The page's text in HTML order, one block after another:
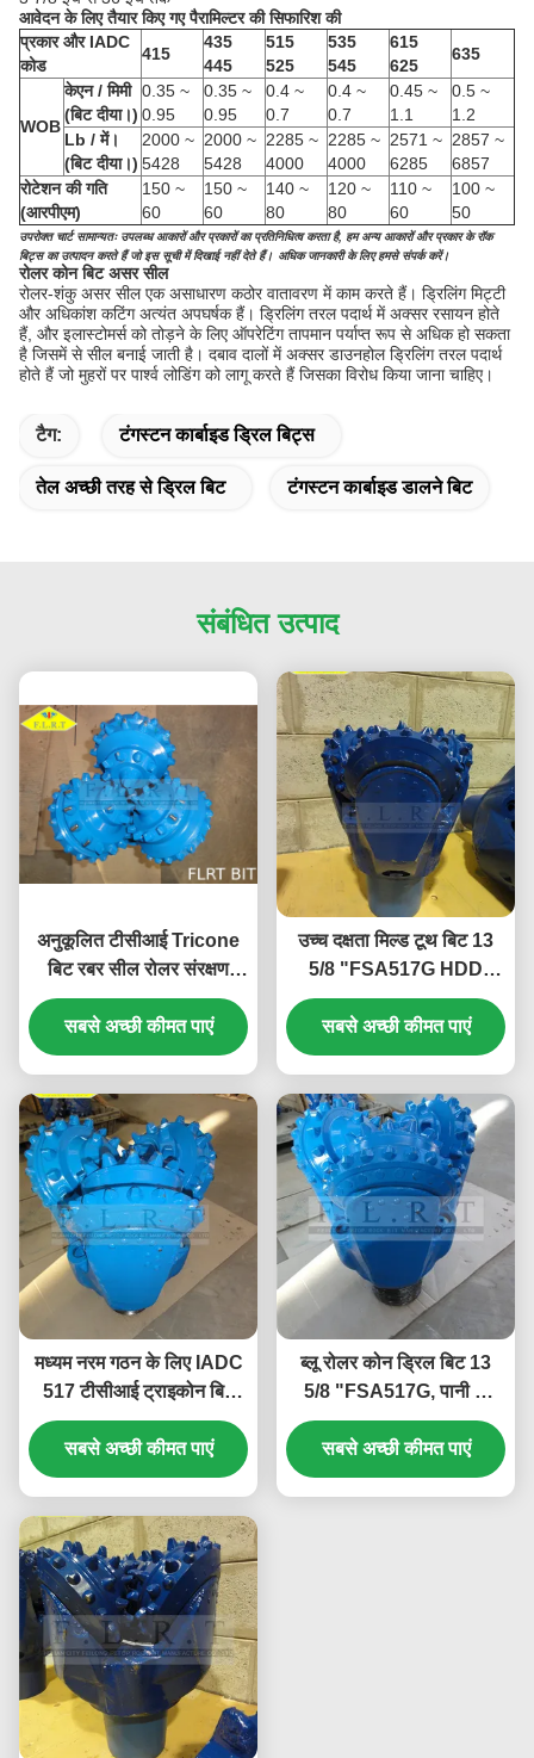
आवेदन के लिए तैयार किए गए पैरामिल्टर की सिफारिश की
प्रकार और IADC
कोड
415
435
445
515
525
535
545
615
625
635
WOB
केएन / मिमी
(बिट दीया।)
0.35 ~
0.95
0.35 ~
0.95
0.4 ~
0.7
0.4 ~
0.7
0.45 ~
1.1
0.5 ~
1.2
Lb / में।
(बिट दीया।)
2000 ~
5428
2000 ~
5428
2285 ~
4000
2285 ~
4000
2571 ~
6285
2857 ~
6857
रोटेशन की गति
(आरपीएम)
150 ~
60
150 ~
60
140 ~
80
120 ~
80
110 ~
60
100 ~
50
उपरोक्त चार्ट सामान्यतः उपलब्ध आकारों और प्रकारों का प्रतिनिधित्व करता है, हम अन्य आकारों और प्रकार के रॉक
बिट्स का उत्पादन करते हैं जो इस सूची में दिखाई नहीं देते हैं। अधिक जानकारी के लिए हमसे संपर्क करें।
रोलर कोन बिट असर सील
रोलर-शंकु असर सील एक असाधारण कठोर वातावरण में काम करते हैं। ड्रिलिंग मिट्टी
और अधिकांश कटिंग अत्यंत अपघर्षक हैं। ड्रिलिंग तरल पदार्थ में अक्सर रसायन होते
हैं, और इलास्टोमर्स को तोड़ने के लिए ऑपरेटिंग तापमान पर्याप्त रूप से अधिक हो सकता
है जिसमें से सील बनाई जाती है। दबाव दालों में अक्सर डाउनहोल ड्रिलिंग तरल पदार्थ
होते हैं जो मुहरों पर पार्श्व लोडिंग को लागू करते हैं जिसका विरोध किया जाना चाहिए।
टैग: टंगस्टन कार्बाइड ड्रिल बिट्स
तेल अच्छी तरह से ड्रिल बिट टंगस्टन कार्बाइड डालने बिट
संबंधित उत्पाद
अनुकूलित टीसीआई Tricone
बिट रबर सील रोलर संरक्षण
पिंजरे संरक्षण के साथ
सबसे अच्छी कीमत पाएं
उच्च दक्षता मिल्ड टूथ बिट 13
5/8 "FSA517G HDD
ड्रिलिंग उपकरण एपीआई-7-1
मानक
सबसे अच्छी कीमत पाएं
मध्यम नरम गठन के लिए IADC
517 टीसीआई ट्राइकोन बिट
सील जर्नल असर
सबसे अच्छी कीमत पाएं
ब्लू रोलर कोन ड्रिल बिट 13
5/8 "FSA517G, पानी के
कुओं के लिए टीसीआई ड्रिल बिट
सबसे अच्छी कीमत पाएं